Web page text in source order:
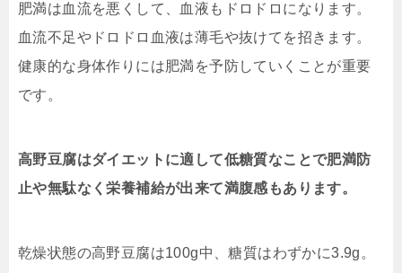
肥満は血流を悪くして、血液もドロドロになります。
血流不足やドロドロ血液は薄毛や抜けてを招きます。
健康的な身体作りには肥満を予防していくことが重要
です。
高野豆腐はダイエットに適して低糖質なことで肥満防
止や無駄なく栄養補給が出来て満腹感もあります。
乾燥状態の高野豆腐は100g中、糖質はわずかに3.9g。